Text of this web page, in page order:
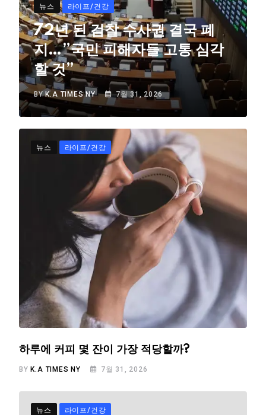
뉴스 라이프/건강
72년 된 검찰 수사권 결국 폐
지…”국민 피해자들 고통 심각
할 것”
BYK.A TIMES NY 7월 31, 2026
뉴스 라이프/건강
하루에 커피 몇 잔이 가장 적당할까?
BYK.A TIMES NY 7월 31, 2026
뉴스 라이프/건강